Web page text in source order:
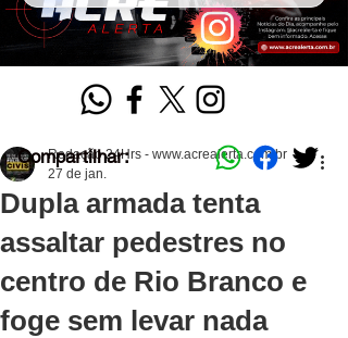
Dupla armada tenta
assaltar pedestres no
centro de Rio Branco e
foge sem levar nada
Redação 24Hrs - www.acrealerta.com.br
27 de jan.
Compartilhar: